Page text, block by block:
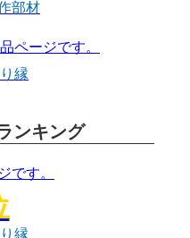
部材
縁
ンキング
縁